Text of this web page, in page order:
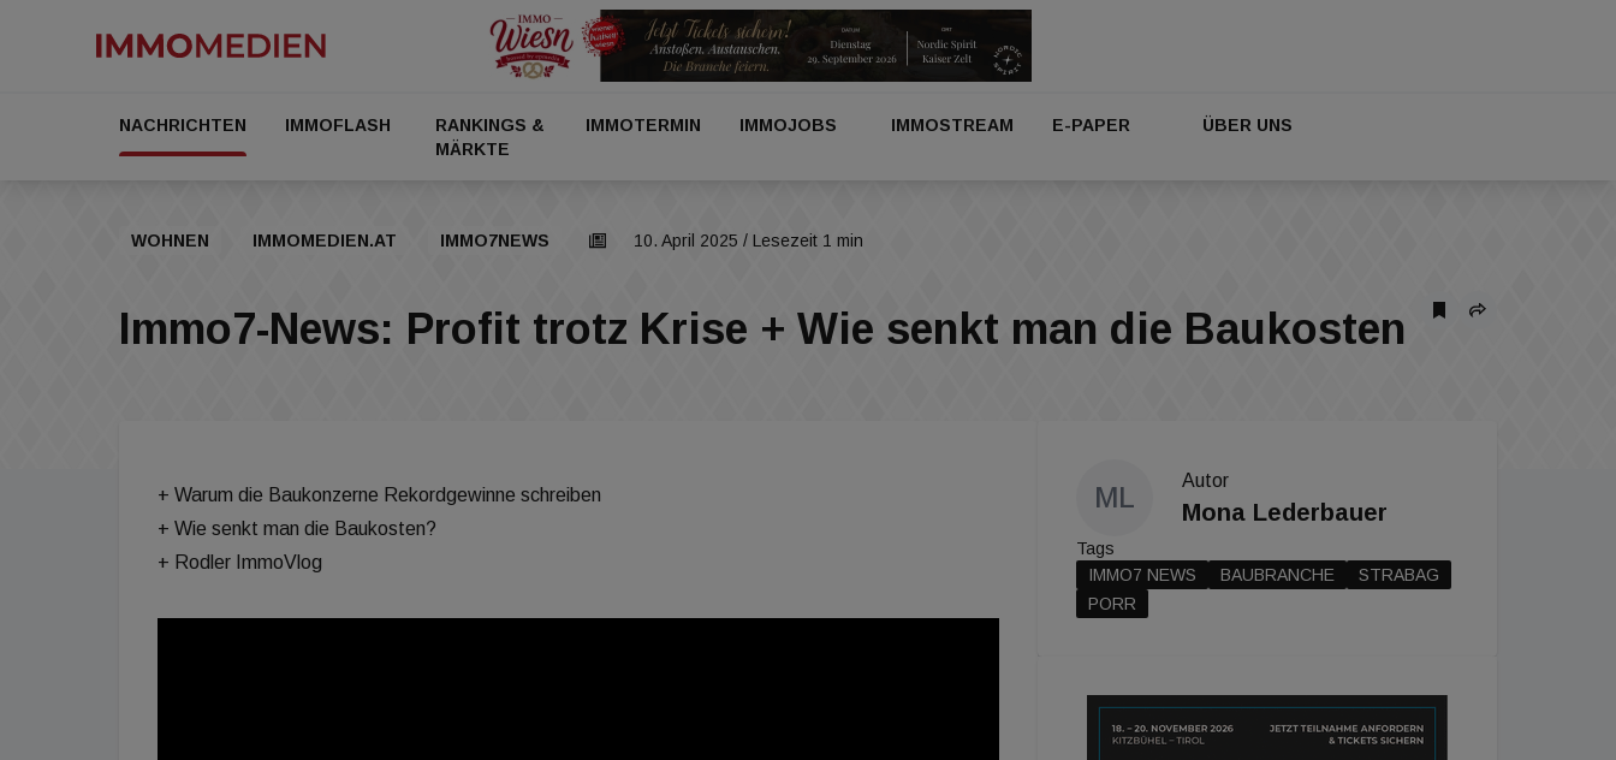
NACHRICHTEN IMMOFLASH
RANKINGS &
MÄRKTE
IMMOTERMIN IMMOJOBS IMMOSTREAM E-PAPER ÜBER UNS
WOHNEN IMMOMEDIEN.AT IMMO7NEWS 10. April 2025 / Lesezeit 1 min
Immo7-News: Profit trotz Krise + Wie senkt man die Baukosten
+ Warum die Baukonzerne Rekordgewinne schreiben
+ Wie senkt man die Baukosten?
+ Rodler ImmoVlog
ML
Autor
Mona Lederbauer
Tags
IMMO7 NEWS
BAUBRANCHE
STRABAG
PORR